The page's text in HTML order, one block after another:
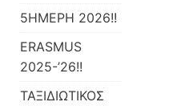
5ΗΜΕΡΗ 2026!!
ERASMUS
2025-’26!!
ΤΑΞΙΔΙΩΤΙΚΟΣ